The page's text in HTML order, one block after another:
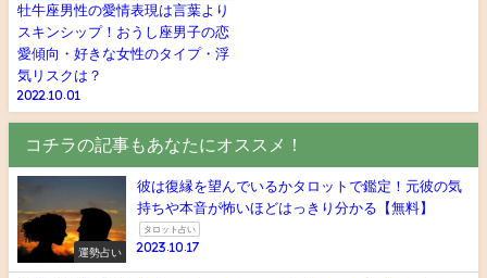
牡牛座男性の愛情表現は言葉より
スキンシップ！おうし座男子の恋
愛傾向・好きな女性のタイプ・浮
気リスクは？
2022.10.01
コチラの記事もあなたにオススメ！
運勢占い
彼は復縁を望んでいるかタロットで鑑定！元彼の気
持ちや本音が怖いほどはっきり分かる【無料】
タロット占い
2023.10.17